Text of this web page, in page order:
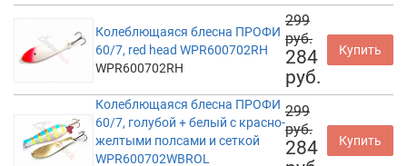
Колеблющаяся блесна ПРОФИ
60/7, red head WPR600702RH
WPR600702RH
299
руб.
284
руб.
Купить
Колеблющаяся блесна ПРОФИ
60/7, голубой + белый с красно-
желтыми полсами и сеткой
WPR600702WBROL
299
руб.
284
Купить